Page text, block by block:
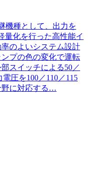
機種として、出力を
量化を行った高性能イ
のよいシステム設計
プの色の変化で運転
スイッチによる50／
圧を100／110／115
野に対応する…